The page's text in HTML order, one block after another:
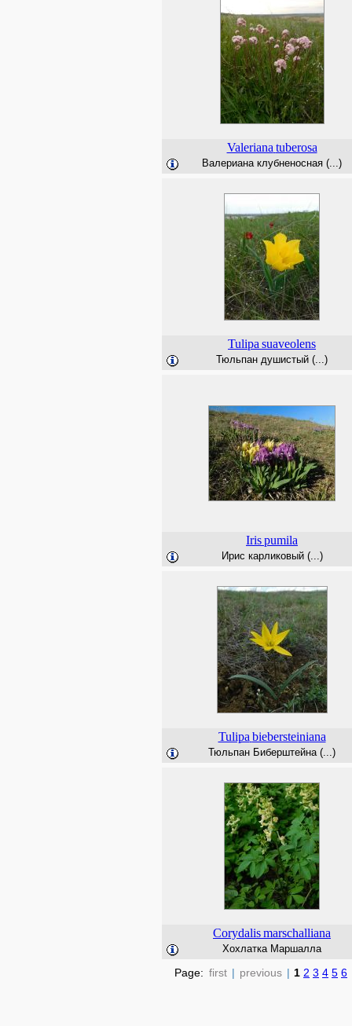
Valeriana tuberosa
Валериана клубненосная (...)
Tulipa suaveolens
Тюльпан душистый (...)
Irispumila
Ирис карликовый (...)
Tulipa biebersteiniana
Тюльпан Биберштейна (...)
Corydalismarschalliana
Хохлатка Маршалла
Page: first | previous | 1 2 3 4 5 6